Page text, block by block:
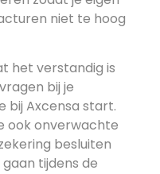
niet te hoog
het verstandig is
bij je
bij Axcensa start.
ook onverwachte
besluiten
tijdens de